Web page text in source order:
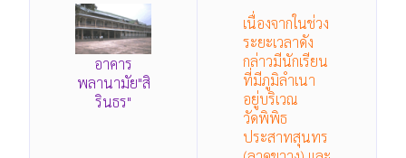
อาคาร
พลานามัย"สิ
รินธร"
เนื่องจากในช่วง
ระยะเวลาดัง
กล่าวมีนักเรียน
ที่มีภูมิลำเนา
อยู่บริเวณ
วัดพิพิธ
ประสาทสุนทร